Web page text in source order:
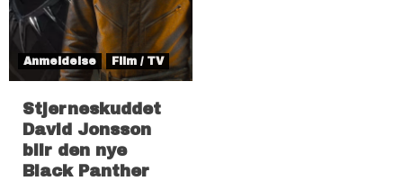
Anmeldelse Film / TV
Stjerneskuddet
David Jonsson
blir den nye
Black Panther